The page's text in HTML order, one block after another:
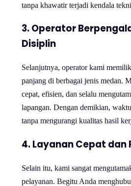
tanpa khawatir terjadi kendala
3. Operator
Disiplin
Selanjutnya, operator kami
panjang di berbagai jenis medan.
cepat, efisien, dan selalu
lapangan. Dengan demikian,
tanpa mengurangi kualitas hasil
4. Layanan Cepat dan
Selain itu, kami sangat
pelayanan. Begitu Anda